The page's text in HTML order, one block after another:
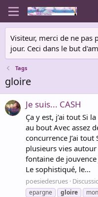
Visiteur, merci de ne pas
jour. Ceci dans le but
Tags
gloire
Je suis... CASH
Ça y est, j’ai tout Si
au bout Avec assez
concurrence J’ai tout
plusieurs vies
fontaine de jouvence
Le sophistiqué, le...
poesiedesrues
epargne
gloire